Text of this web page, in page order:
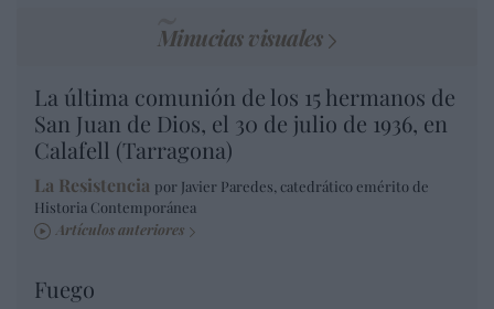
Minucias visuales
La última comunión de los 15 hermanos de
San Juan de Dios, el 30 de julio de 1936, en
Calafell (Tarragona)
La Resistencia por Javier Paredes, catedrático emérito de
Historia Contemporánea
Artículos anteriores
Fuego